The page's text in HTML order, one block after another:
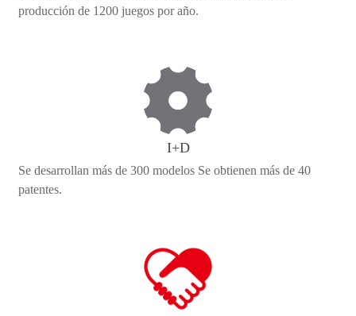
producción de 1200 juegos por año.
I+D
Se desarrollan más de 300 modelos Se obtienen más de 40
patentes.